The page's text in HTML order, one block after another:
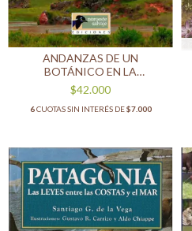
ANDANZAS DE UN
BOTÁNICO EN LA
PROVINCIA DE SALTA
$42.000
6CUOTAS SIN INTERÉS DE$7.000